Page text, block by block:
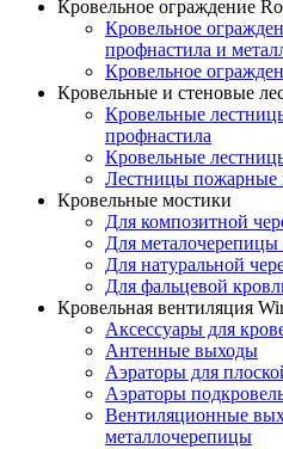
Кровельное ограждение
Кровельное
профнастила и
Кровельное
Кровельные и стеновые
Кровельные
профнастила
Кровельные
Лестницы пожарные
Кровельные мостики
Для композитной
Для металочерепицы
Для натуральной
Для фальцевой
Кровельная вентиляция
Аксессуары для
Антенные выходы
Аэраторы для
Аэраторы
Вентиляционные
металлочерепицы